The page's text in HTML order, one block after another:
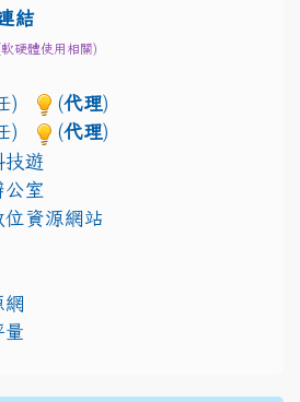
結
to https://sites.google.com/
軟硬體使用相關)
) (代理)
)
(代理)
技遊
公室
位資源網站
量